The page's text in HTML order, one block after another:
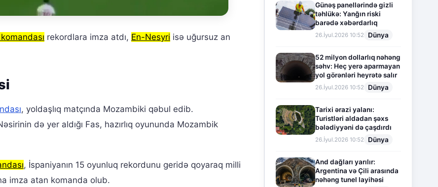
rekordlara imza atdı, En-Nesyri isə uğursuz an
, yoldaşlıq matçında Mozambiki qəbul edib.
də yer aldığı Fas, hazırlıq oyununda Mozambik
, İspaniyanın 15 oyunluq rekordunu geridə qoyaraq milli
imza atan komanda olub.
Günəş panellərində gizli
təhlükə: Yanğın riski
barədə xəbərdarlıq
26.İyul.2026 10:52 Dünya
52 milyon dollarlıq nəhəng
səhv: Heç yerə aparmayan
yol görənləri heyrətə salır
26.İyul.2026 10:52 Dünya
Tarixi ərazi yalanı:
Turistləri aldadan şəxs
bələdiyyəni də çaşdırdı
26.İyul.2026 10:52 Dünya
And dağları yarılır:
Argentina və Çili arasında
nəhəng tunel layihəsi